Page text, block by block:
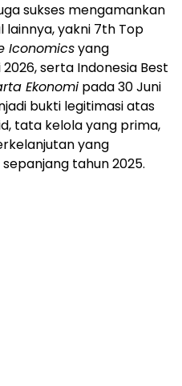
sukses mengamankan
lainnya, yakni 7th Top
Iconomicsyang
serta Indonesia Best
Ekonomi pada 30 Juni
bukti legitimasi atas
tata kelola yang prima,
yang
tahun 2025.